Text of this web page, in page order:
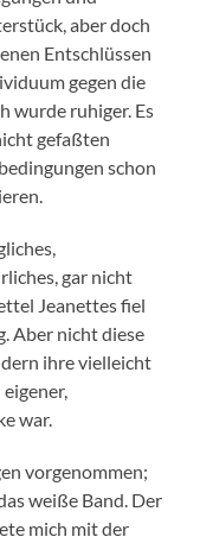
aber doch
Entschlüssen
gegen die
wurde ruhiger. Es
gefaßten
schon
gar nicht
Jeanettes fiel
Aber nicht diese
ihre vielleicht
war.
vorgenommen;
weiße Band. Der
mich mit der